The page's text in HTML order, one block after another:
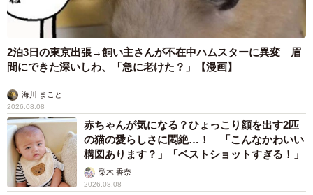
2泊3日の東京出張→飼い主さんが不在中ハムスターに異変 眉
間にできた深いしわ、「急に老けた？」【漫画】
海川 まこと
2026.08.08
赤ちゃんが気になる？ひょっこり顔を出す2匹
の猫の愛らしさに悶絶…！ 「こんなかわいい
構図あります？」「ベストショットすぎる！」
梨木 香奈
2026.08.08